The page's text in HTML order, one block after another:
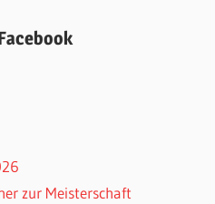
zur Meisterschaft